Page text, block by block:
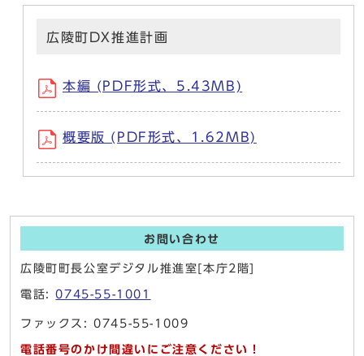
広陵町DX推進計画
本編 (PDF形式、5.43MB)
概要版 (PDF形式、1.62MB)
お問い合わせ
広陵町町長公室デジタル推進室[本庁2階]
電話:0745-55-1001
ファックス: 0745-55-1009
電話番号のかけ間違いにご注意ください！